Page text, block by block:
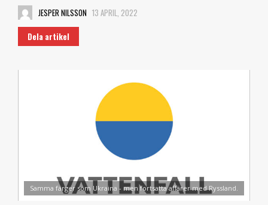
JESPER NILSSON 13 APRIL, 2022
Dela artikel
Samma färger som Ukraina - men fortsatta affärer med Ryssland.